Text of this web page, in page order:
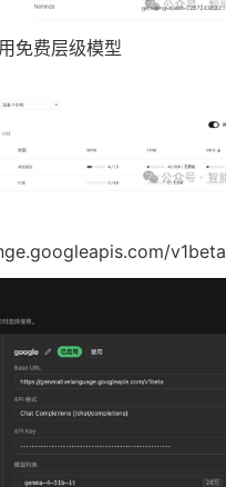
免费层级模型
v1beta